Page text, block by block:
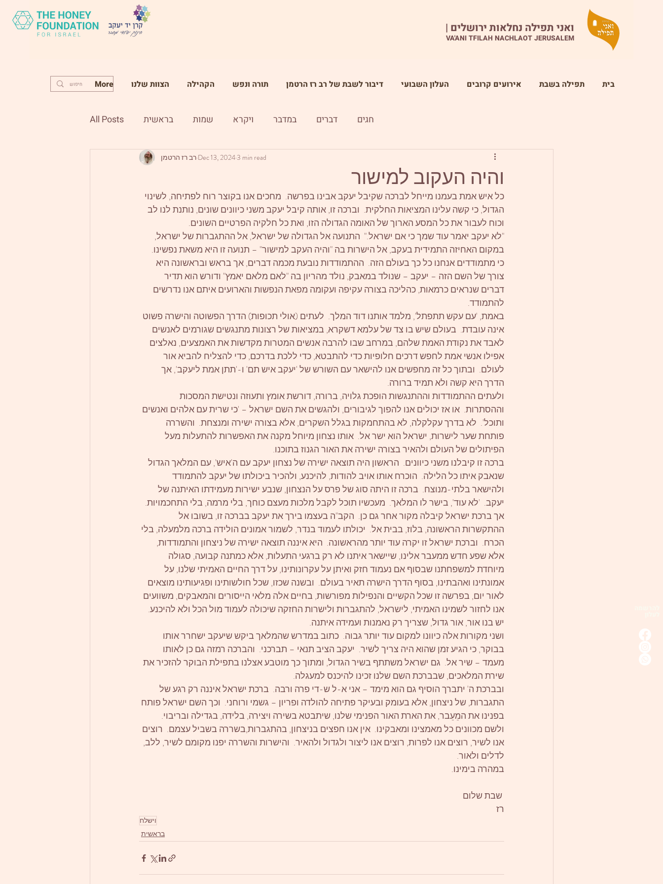
ואני תפילה נחלאות ירושלים |
VA'ANI TFILAH NACHLAOT JERUSALEM
בית תפילה בשבת אירועים קרובים העלון השבועי דיבור לשבת של רב רז הרטמן תורה ונפש הקהילה הצוות שלנו More
All Posts בראשית שמות ויקרא במדבר דברים חגים
והיה העקוב למישור
רב רז הרטמן Dec 13, 2024 3 min read
כל איש אמת בעמנו מייחל לברכה שקיבל יעקב אבינו בפרשה.  מחכים אנו בקוצר רוח לפתיחה, לשינוי
הגדול, כי קשה עלינו המציאות החלקית.  וברכה זו, אותה קיבל יעקב משני כיוונים שונים, נותנת לנו לב
וכוח לעבור את כל המסע הארוך של האומה הגדולה הזו, ואת כל חלקיה הפרטיים השונים.
"לא יעקב יאמר עוד שמך כי אם ישראל."  התנועה אל הגדולה של ישראל, אל ההתגברות של ישראל,
במקום האחיזה התמידית בעקב, אל הישרות בה "והיה העקב למישור" – תנועה זו היא משאת נפשינו.
כי מתמודדים אנחנו כל כך בעולם הזה.  ההתמודדות נובעת מכמה דברים, אך בראש ובראשונה היא
צורך של השם הזה – יעקב – שנולד במאבק, נולד מהריון בה "לאם מלאם יאמץ" ודורש הוא תדיר
דברים שנראים כרמאות, כהליכה בצורה עקיפה ועקומה מפאת הנפשות והארועים איתם אנו נדרשים
להתמודד.
באמת, 'עם עקש תתפתל', מלמד אותנו דוד המלך.  לעתים (אולי תכופות) הדרך הפשוטה והישרה פשוט
אינה עובדת.  בעולם שיש בו צד של עלמא דשקרא, במציאות של רצונות מתנגשים שגורמים לאנשים
לאבד את נקודת האמת שלהם, במרחב שבו להרבה אנשים המטרות מקדשות את האמצעים, נאלצים
אפילו אנשי אמת לחפש דרכים חלופיות כדי להתבטא, כדי ללכת בדרכם, כדי להצליח להביא אור
לעולם.  ובתוך כל זה מחפשים אנו להישאר עם השורש של 'יעקב איש תם' ו-'תתן אמת ליעקב', אך
הדרך היא קשה ולא תמיד ברורה.
ולעתים ההתמודדות וההתנגשות הופכת גלויה, ברורה, דורשת אומץ ותעוזה ונטישת המסכות
וההסתרות.  או אז יכולים אנו להפוך לגיבורים, ולהגשים את השם ישראל – 'כי שרית עם אלהים ואנשים
ותוכל'.  לא בדרך עקלקלה, לא בהתחמקות בגלל השקרים, אלא בצורה ישירה ומנצחת.  והשררה
פותחת שער לישרות, ישראל הוא ישר אל.  אותו נצחון מיוחל מקנה את האפשרות להתעלות מעל
הפיתולים של העולם ולהאיר בצורה ישירה את האור הגנוז בתוכנו.
ברכה זו קיבלנו משני כיוונים.  הראשון היה תוצאה ישירה של נצחון יעקב עם ה'איש', עם המלאך הגדול
שנאבק איתו כל הלילה.  הוכרח אותו אויב להודות, להיכנע, ולהכיר ביכולתו של יעקב להתמודד
ולהישאר בלתי-מנוצח.  ברכה זו היתה סוג של פרס על הנצחון, שנבע ישירות מעמידתו האיתנה של
יעקב.  'לא עוד', בישר לו המלאך.  מעכשיו תוכל לקבל מלכות מעצם כוחך, בלי מרמה, בלי התחכמויות.
אך ברכת ישראל קיבלה מקור אחר גם כן.  הקב"ה בעצמו בירך את יעקב בברכה זו, בשובו אל
ההתקשרות הראשונה, בלוז, בבית אל.  יכולתו לעמוד בנדר, לשמור אמונים הולידה ברכה מלמעלה, בלי
הכרח.  וברכת ישראל זו יקרה עוד יותר מהראשונה.  היא איננה תוצאה ישירה של ניצחון והתמודדות,
אלא שפע חדש ממעבר אלינו, שיישאר איתנו לא רק ברגעי התעלות, אלא כמתנה קבועה, סגולה
מיוחדת למשפחתנו שבסוף אם נעמוד חזק ואיתן על עקרונותינו, על דרך החיים האמיתי שלנו, על
אמונתינו ואהבתינו, בסוף הדרך הישרה תאיר בעולם.  ובשנה שכזו, שכל חולשותינו ופגיעותינו מוצאים
לאור יום, בפרשה זו שכל הקשיים והנפילות מפורשות, בחיים אלה מלאי הייסורים והמאבקים, משוועים
אנו לחזור לשמינו האמיתי, לישראל, להתגברות ולישרות החזקה שיכולה לעמוד מול הכל ולא להיכנע.
יש בנו אור, אור גדול, שצריך רק נאמנות ועמידה איתנה.
ושני מקורות אלה כיוונו למקום עוד יותר גבוה.  כתוב במדרש שהמלאך ביקש שיעקב ישחרר אותו
בבוקר, כי הגיע זמן שהוא היה צריך לשיר.  יעקב הציב תנאי – תברכני.  והברכה רמזה גם כן לאותו
מעמד – שיר אל.  גם ישראל משתתף בשיר הגדול, ומתוך כך מוטבע אצלנו בתפילת הבוקר להזכיר את
שירת המלאכים, שבברכת השם שלנו זכינו להיכנס למעגלה.
ובברכת ה' יתברך הוסיף גם הוא מימד – אני א-ל ש-די פרה ורבה.  ברכת ישראל איננה רק רגע של
התגברות, של ניצחון, אלא בעומק ובעיקר פתיחה להולדה ופריון – גשמי ורוחני.  וכך השם ישראל פותח
בפנינו את המֵעֵבר, את הארת האור הפנימי שלנו, שיתבטא בשירה ויצירה, בלידה, בגדילה ובריבוי.
ולשם מכוונים כל מאמצינו ומאבקינו.  אין אנו חפצים בניצחון, בהתגברות,בשררה בשביל עצמם.  רוצים
אנו לשיר, רוצים אנו לפרות, רוצים אנו ליצור ולגדול ולהאיר.  והישרות והשררה יפנו מקומם לשיר, ללב,
לדלים ולאור.
במהרה בימינו.
שבת שלום
רז
וישלח
בראשית